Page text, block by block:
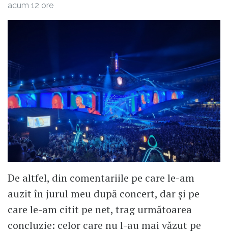
acum 12 ore
De altfel, din comentariile pe care le-am
auzit în jurul meu după concert, dar și pe
care le-am citit pe net, trag următoarea
concluzie: celor care nu l-au mai văzut pe